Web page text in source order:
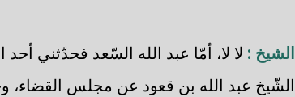
الشيخ : لا لا، أمّا عبد الله السّعد فحدّثني
الشّيخ عبد الله بن قعود عن مجلس القضاء،